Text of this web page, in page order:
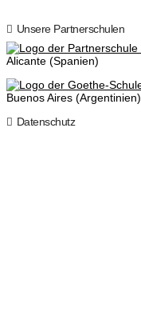
Unsere Partnerschulen
Alicante (Spanien)
Buenos Aires (Argentinien)
Datenschutz